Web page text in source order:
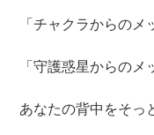
「チャクラからのメ
「守護惑星からの
あなたの背中をそっ